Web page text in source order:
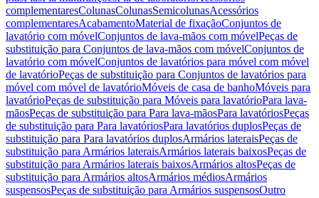
complementaresColunasColunasSemicolunasAcessórios
complementaresAcabamentoMaterial de fixaçãoConjuntos de
lavatório com móvelConjuntos de lava-mãos com móvelPeças de
substituição para Conjuntos de lava-mãos com móvelConjuntos de
lavatório com móvelConjuntos de lavatórios para móvel com móvel
de lavatórioPeças de substituição para Conjuntos de lavatórios para
móvel com móvel de lavatórioMóveis de casa de banhoMóveis para
lavatórioPeças de substituição para Móveis para lavatórioPara lava-
mãosPeças de substituição para Para lava-mãosPara lavatóriosPeças
de substituição para Para lavatóriosPara lavatórios duplosPeças de
substituição para Para lavatórios duplosArmários lateraisPeças de
substituição para Armários lateraisArmários laterais baixosPeças de
substituição para Armários laterais baixosArmários altosPeças de
substituição para Armários altosArmários médiosArmários
suspensosPeças de substituição para Armários suspensosOutro